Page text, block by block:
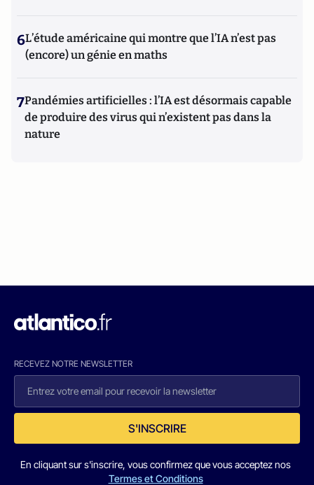
6L’étude américaine qui montre que l’IA n’est pas
(encore) un génie en maths
7Pandémies artificielles : l’IA est désormais capable
de produire des virus qui n’existent pas dans la
nature
RECEVEZ NOTRE NEWSLETTER
S'INSCRIRE
En cliquant sur s'inscrire, vous confirmez que vous acceptez nos
Termes et Conditions